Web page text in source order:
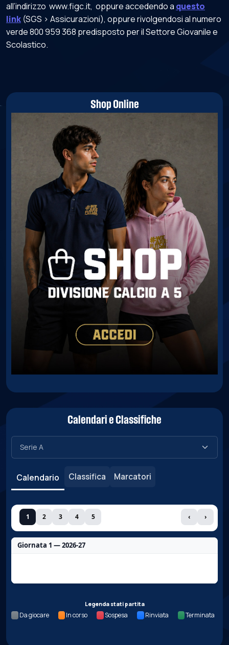
all’indirizzo www.figc.it, oppure accedendo a questo
link (SGS > Assicurazioni), oppure rivolgendosi al numero
verde 800 959 368 predisposto per il Settore Giovanile e
Scolastico.
Shop Online
Calendari e Classifiche
Calendario Classifica Marcatori
1 2 3 4 5 ‹ ›
Giornata 1 — 2026-27
Legenda stati partita
Da giocare In corso Sospesa Rinviata Terminata